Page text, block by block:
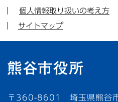
個人情報取り扱いの考え方
サイトマップ
〒360-8601 埼玉県熊谷